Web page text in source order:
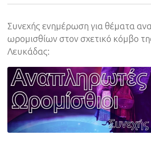
Συνεχής ενημέρωση για θέματα
ωρομισθίων στον σχετικό κόμβο
Λευκάδας: